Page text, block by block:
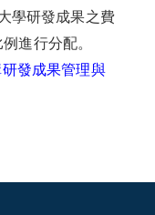
學研發成果之費
進行分配。
發成果管理與